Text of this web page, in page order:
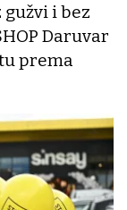
i bez
Daruvar
prema